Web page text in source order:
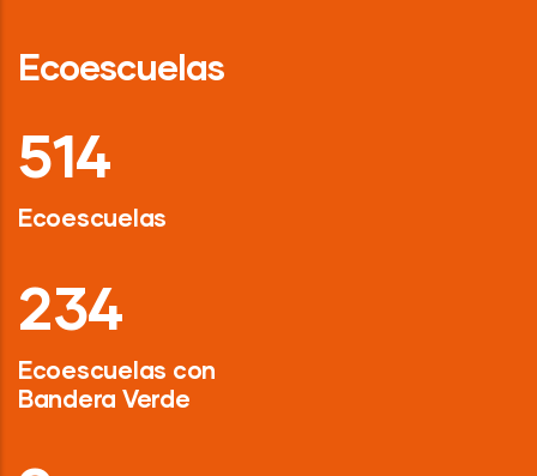
Ecoescuelas
718
Ecoescuelas
326
Ecoescuelas con
Bandera Verde